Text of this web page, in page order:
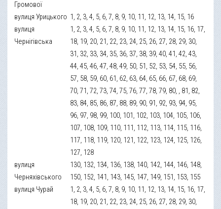
Громової
вулиця Урицького 1, 2, 3, 4, 5, 6, 7, 8, 9, 10, 11, 12, 13, 14, 15, 16
вулиця
Чернігівська
1, 2, 3, 4, 5, 6, 7, 8, 9, 10, 11, 12, 13, 14, 15, 16, 17,
18, 19, 20, 21, 22, 23, 24, 25, 26, 27, 28, 29, 30,
31, 32, 33, 34, 35, 36, 37, 38, 39, 40, 41, 42, 43,
44, 45, 46, 47, 48, 49, 50, 51, 52, 53, 54, 55, 56,
57, 58, 59, 60, 61, 62, 63, 64, 65, 66, 67, 68, 69,
70, 71, 72, 73, 74, 75, 76, 77, 78, 79, 80, , 81, 82,
83, 84, 85, 86, 87, 88, 89, 90, 91, 92, 93, 94, 95,
96, 97, 98, 99, 100, 101, 102, 103, 104, 105, 106,
107, 108, 109, 110, 111, 112, 113, 114, 115, 116,
117, 118, 119, 120, 121, 122, 123, 124, 125, 126,
127, 128
вулиця
Черняхівського
130, 132, 134, 136, 138, 140, 142, 144, 146, 148,
150, 152, 141, 143, 145, 147, 149, 151, 153, 155
вулиця Чурай
1, 2, 3, 4, 5, 6, 7, 8, 9, 10, 11, 12, 13, 14, 15, 16, 17,
18, 19, 20, 21, 22, 23, 24, 25, 26, 27, 28, 29, 30,